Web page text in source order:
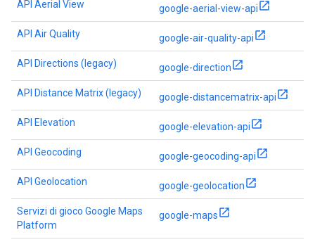
API Aerial View google-aerial-view-api
API Air Quality google-air-quality-api
API Directions (legacy) google-direction
API Distance Matrix (legacy) google-distancematrix-api
API Elevation google-elevation-api
API Geocoding google-geocoding-api
API Geolocation google-geolocation
Servizi di gioco Google Maps
Platform
google-maps